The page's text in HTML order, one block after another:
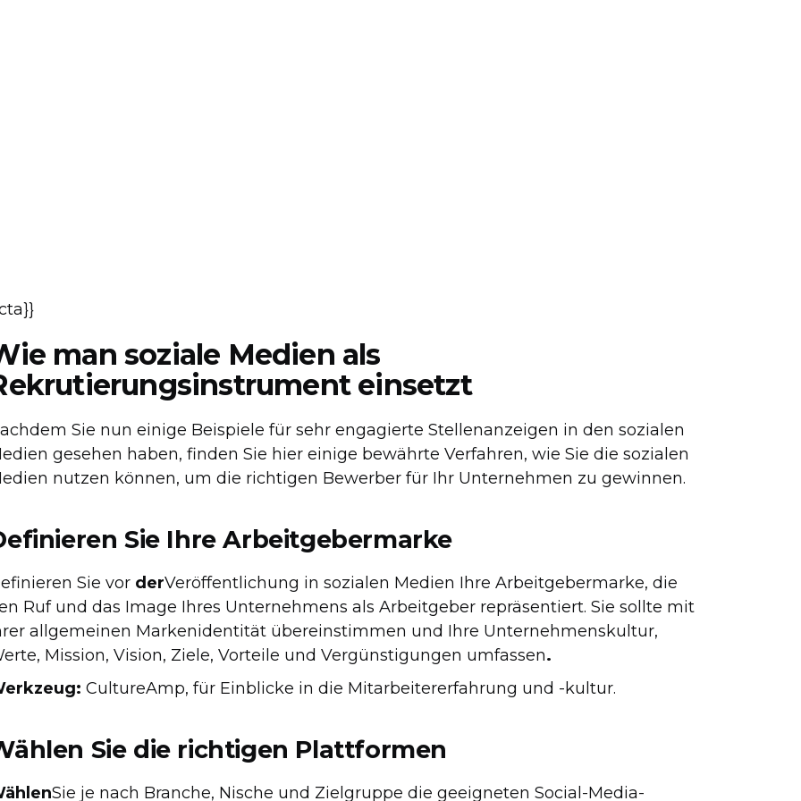
man soziale Medien als
einsetzt
Sie nun einige Beispiele für sehr engagierte Stellenanzeigen in den sozialen
gesehen haben, finden Sie hier einige bewährte Verfahren, wie Sie die sozialen
nutzen können, um die richtigen Bewerber für Ihr Unternehmen zu gewinnen.
Sie Ihre Arbeitgebermarke
Sie vor derVeröffentlichung in sozialen Medien Ihre Arbeitgebermarke, die
Ruf und das Image Ihres Unternehmens als Arbeitgeber repräsentiert. Sie sollte mit
allgemeinen Markenidentität übereinstimmen und Ihre Unternehmenskultur,
Mission, Vision, Ziele, Vorteile und Vergünstigungen umfassen.‍
CultureAmp, für Einblicke in die Mitarbeitererfahrung und -kultur.
Sie die richtigen Plattformen
Sie je nach Branche, Nische und Zielgruppe die geeigneten Social-Media-